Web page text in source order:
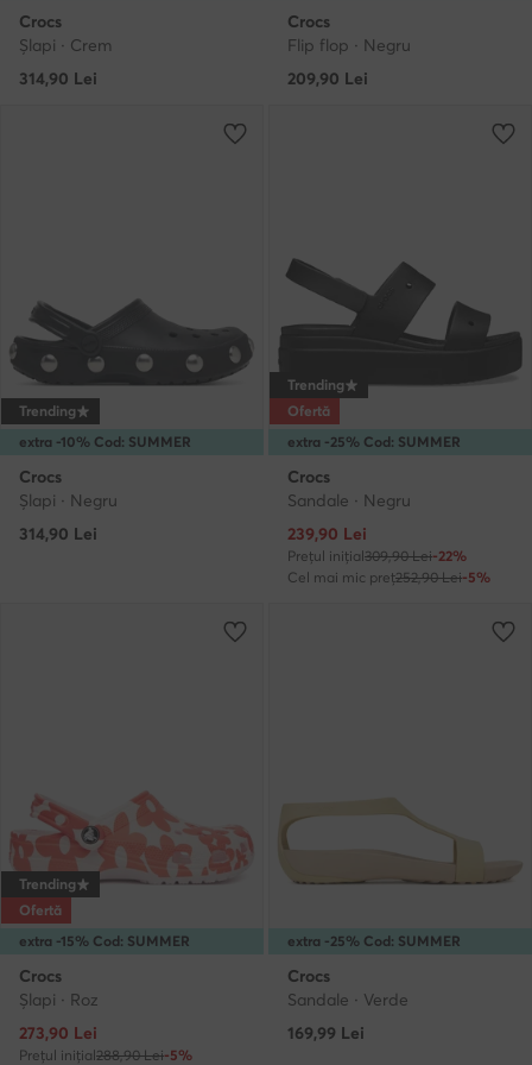
Crocs
Şlapi · Crem
314,90 Lei
Crocs
Flip flop · Negru
209,90 Lei
extra -10% Cod: SUMMER
Trending
Crocs
Şlapi · Negru
314,90 Lei
extra -25% Cod: SUMMER
Trending
Ofertă
Crocs
Sandale · Negru
Prețul actual
239,90 Lei
Prețul inițial309,90 Lei-22%
Cel mai mic preț252,90 Lei-5%
extra -15% Cod: SUMMER
Trending
Ofertă
Crocs
Şlapi · Roz
Prețul actual
273,90 Lei
Prețul inițial288,90 Lei-5%
extra -25% Cod: SUMMER
Crocs
Sandale · Verde
169,99 Lei